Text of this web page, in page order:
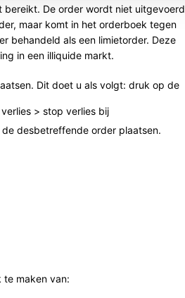
De order wordt niet uitgevoerd
maar komt in het orderboek tegen
behandeld als een limietorder. Deze
in een illiquide markt.
Dit doet u als volgt: druk op de
> stop verlies bij
desbetreffende order plaatsen.
te maken van: